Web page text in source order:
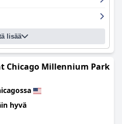
lisää
Chicago Millennium Park
hyvä